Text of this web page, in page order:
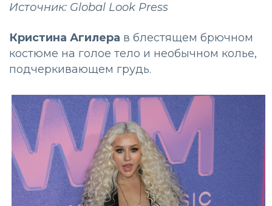
Источник: Global Look Press
Кристина Агилера в блестящем брючном
костюме на голое тело и необычном колье,
подчеркивающем грудь.